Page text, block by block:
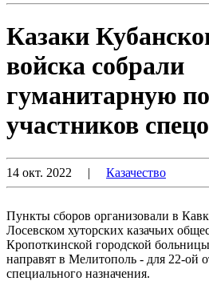
Казаки
войска собрали
гуманитарную
участников
14 окт. 2022 | Казачество
Пункты сборов организовали в
Лосевском хуторских казачьих
Кропоткинской городской
направят в Мелитополь - для 22-ой
специального назначения.